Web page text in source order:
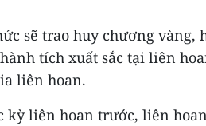
sẽ trao huy chương
tích xuất sắc tại liên
liên hoan.
kỳ liên hoan trước, liên